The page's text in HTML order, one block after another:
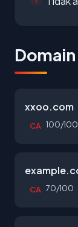
xxoo.com
CA 100/100
CA 70/100